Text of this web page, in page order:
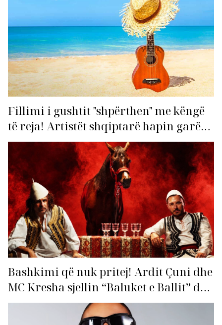
Fillimi i gushtit "shpërthen" me këngë
të reja! Artistët shqiptarë hapin garën
për hitin e verës!
Bashkimi që nuk pritej! Ardit Çuni dhe
MC Kresha sjellin “Baluket e Ballit” dhe
ndezin rrjetin!